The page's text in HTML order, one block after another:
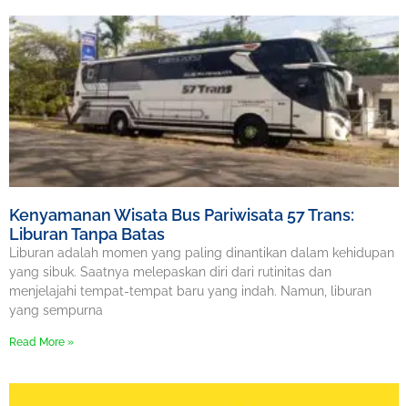
Kenyamanan Wisata Bus Pariwisata 57 Trans:
Liburan Tanpa Batas
Liburan adalah momen yang paling dinantikan dalam kehidupan
yang sibuk. Saatnya melepaskan diri dari rutinitas dan
menjelajahi tempat-tempat baru yang indah. Namun, liburan
yang sempurna
Read More »